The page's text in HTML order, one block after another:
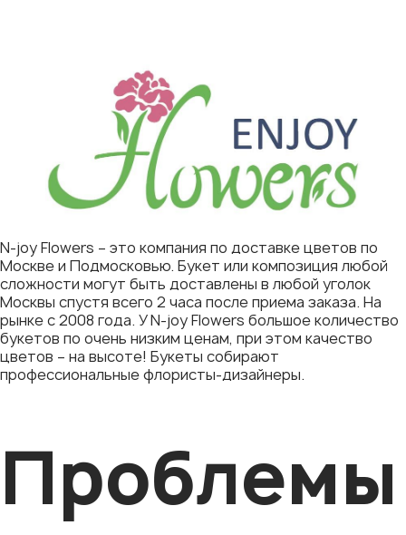
N-joy Flowers – это компания по доставке цветов по
Москве и Подмосковью. Букет или композиция любой
сложности могут быть доставлены в любой уголок
Москвы спустя всего 2 часа после приема заказа. На
рынке с 2008 года. У N-joy Flowers большое количество
букетов по очень низким ценам, при этом качество
цветов – на высоте! Букеты собирают
профессиональные флористы-дизайнеры.
Проблемы